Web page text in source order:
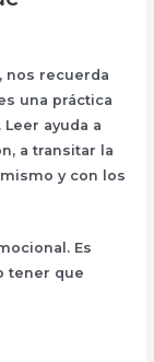
nos recuerda
una práctica
ayuda a
a transitar la
y con los
Es
tener que